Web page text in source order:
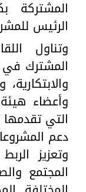
المشتركة
الرئيس
وتناول
المشترك في
وأعضاء
التي
دعم
وتعزيز
المجتمع